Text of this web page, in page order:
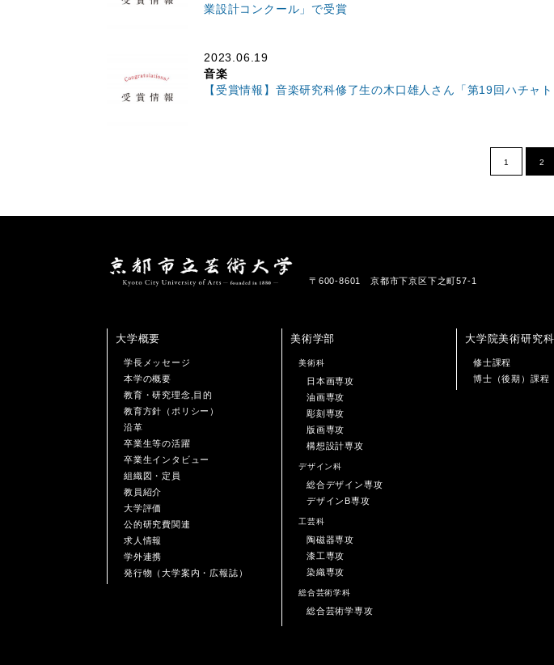
業設計コンクール」で受賞
2023.06.19
音楽
【受賞情報】音楽研究科修了生の木口雄人さん「第19回ハチャ
1 2
〒600-8601 京都市下京区下之町57-1
大学概要
学長メッセージ
本学の概要
教育・研究理念,目的
教育方針（ポリシー）
沿革
卒業生等の活躍
卒業生インタビュー
組織図・定員
教員紹介
大学評価
公的研究費関連
求人情報
学外連携
発行物（大学案内・広報誌）
美術学部
美術科
日本画専攻
油画専攻
彫刻専攻
版画専攻
構想設計専攻
デザイン科
総合デザイン専攻
デザインB専攻
工芸科
陶磁器専攻
漆工専攻
染織専攻
総合芸術学科
総合芸術学専攻
大学院美術研究科
修士課程
博士（後期）課程